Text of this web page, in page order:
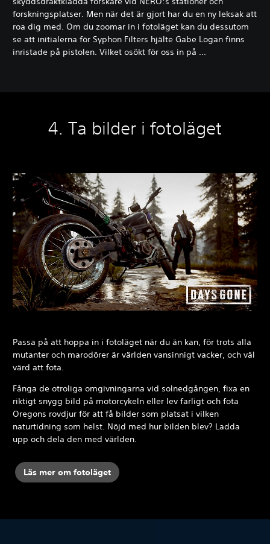
forskningsplatser. Men när det är gjort har du en ny leksak att
roa dig med. Om du zoomar in i fotoläget kan du dessutom
se att initialerna för Syphon Filters hjälte Gabe Logan finns
inristade på pistolen. Vilket osökt för oss in på ...
4. Ta bilder i fotoläget
Passa på att hoppa in i fotoläget när du än kan, för trots alla
mutanter och marodörer är världen vansinnigt vacker, och väl
värd att fota.
Fånga de otroliga omgivningarna vid solnedgången, fixa en
riktigt snygg bild på motorcykeln eller lev farligt och fota
Oregons rovdjur för att få bilder som platsat i vilken
naturtidning som helst. Nöjd med hur bilden blev? Ladda
upp och dela den med världen.
Läs mer om fotoläget